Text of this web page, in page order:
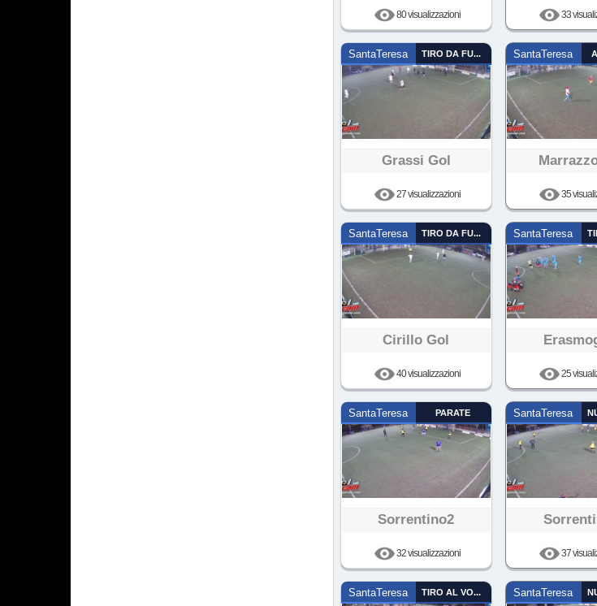
80 visualizzazioni 33
SantaTeresa TIRO DA FUORI
Grassi Gol
27 visualizzazioni
SantaTeresa
35
SantaTeresa TIRO DA FUORI
Cirillo Gol
40 visualizzazioni
SantaTeresa
25
SantaTeresa PARATE
Sorrentino2
32 visualizzazioni
SantaTeresa
37
SantaTeresa TIRO AL VOLO SantaTeresa